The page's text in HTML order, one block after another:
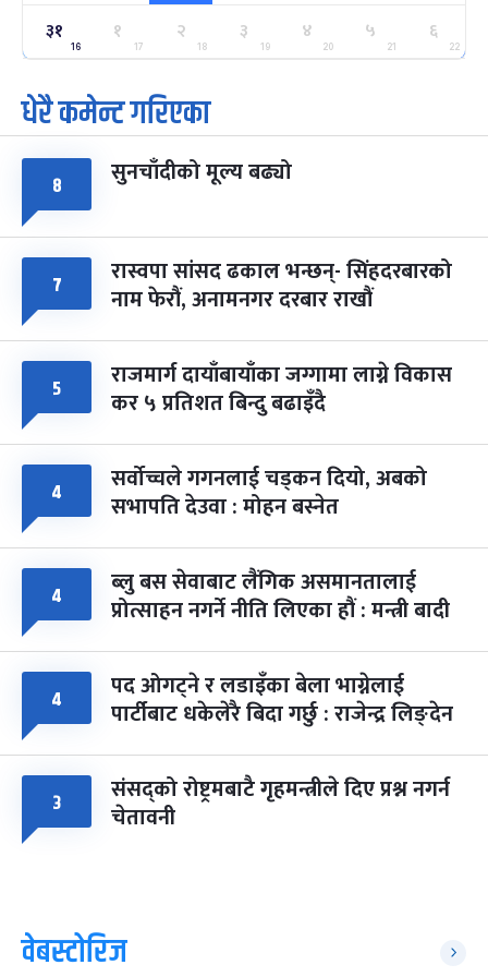
२५
मंगल
ग्याल्पो ल्होसार
फाल्गुन २५, २०८३ Mar 9, 2027
७ महिना बाँकी
७
आइत
पूर्णिमा व्रत
चैत्र ७, २०८३-Mar 21, 2027
८ फागुपूर्णिमा
३१
16
१
17
२
18
३
19
४
20
५
21
६
22
धेरै कमेन्ट गरिएका
८ सुनचाँदीको मूल्य बढ्यो
७ रास्वपा सांसद ढकाल भन्छन्- सिंहदरबारको
नाम फेरौं, अनामनगर दरबार राखौं
५ राजमार्ग दायाँबायाँका जग्गामा लाग्ने विकास
कर ५ प्रतिशत बिन्दु बढाइँदै
४ सर्वोच्चले गगनलाई चड्कन दियो, अबको
सभापति देउवा : मोहन बस्नेत
४ ब्लु बस सेवाबाट लैंगिक असमानतालाई
प्रोत्साहन नगर्ने नीति लिएका हौं : मन्त्री बादी
४ पद ओगट्ने र लडाइँका बेला भाग्नेलाई
पार्टीबाट धकेलेरै बिदा गर्छु : राजेन्द्र लिङ्देन
३ संसद्को रोष्ट्रमबाटै गृहमन्त्रीले दिए प्रश्न नगर्न
चेतावनी
वेबस्टोरिज